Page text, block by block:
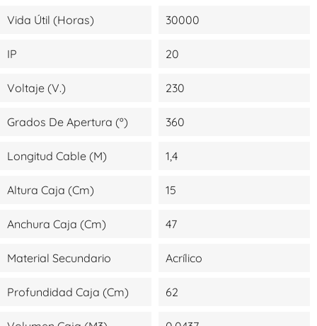
Vida Útil (Horas) 30000
IP 20
Voltaje (V.) 230
Grados De Apertura (º) 360
Longitud Cable (m) 1,4
Altura Caja (cm) 15
Anchura Caja (cm) 47
Material Secundario Acrílico
Profundidad Caja (cm) 62